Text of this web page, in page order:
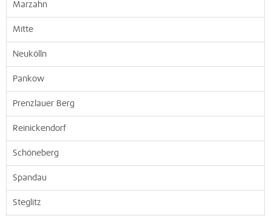
Marzahn
Mitte
Neukölln
Pankow
Prenzlauer Berg
Reinickendorf
Schöneberg
Spandau
Steglitz